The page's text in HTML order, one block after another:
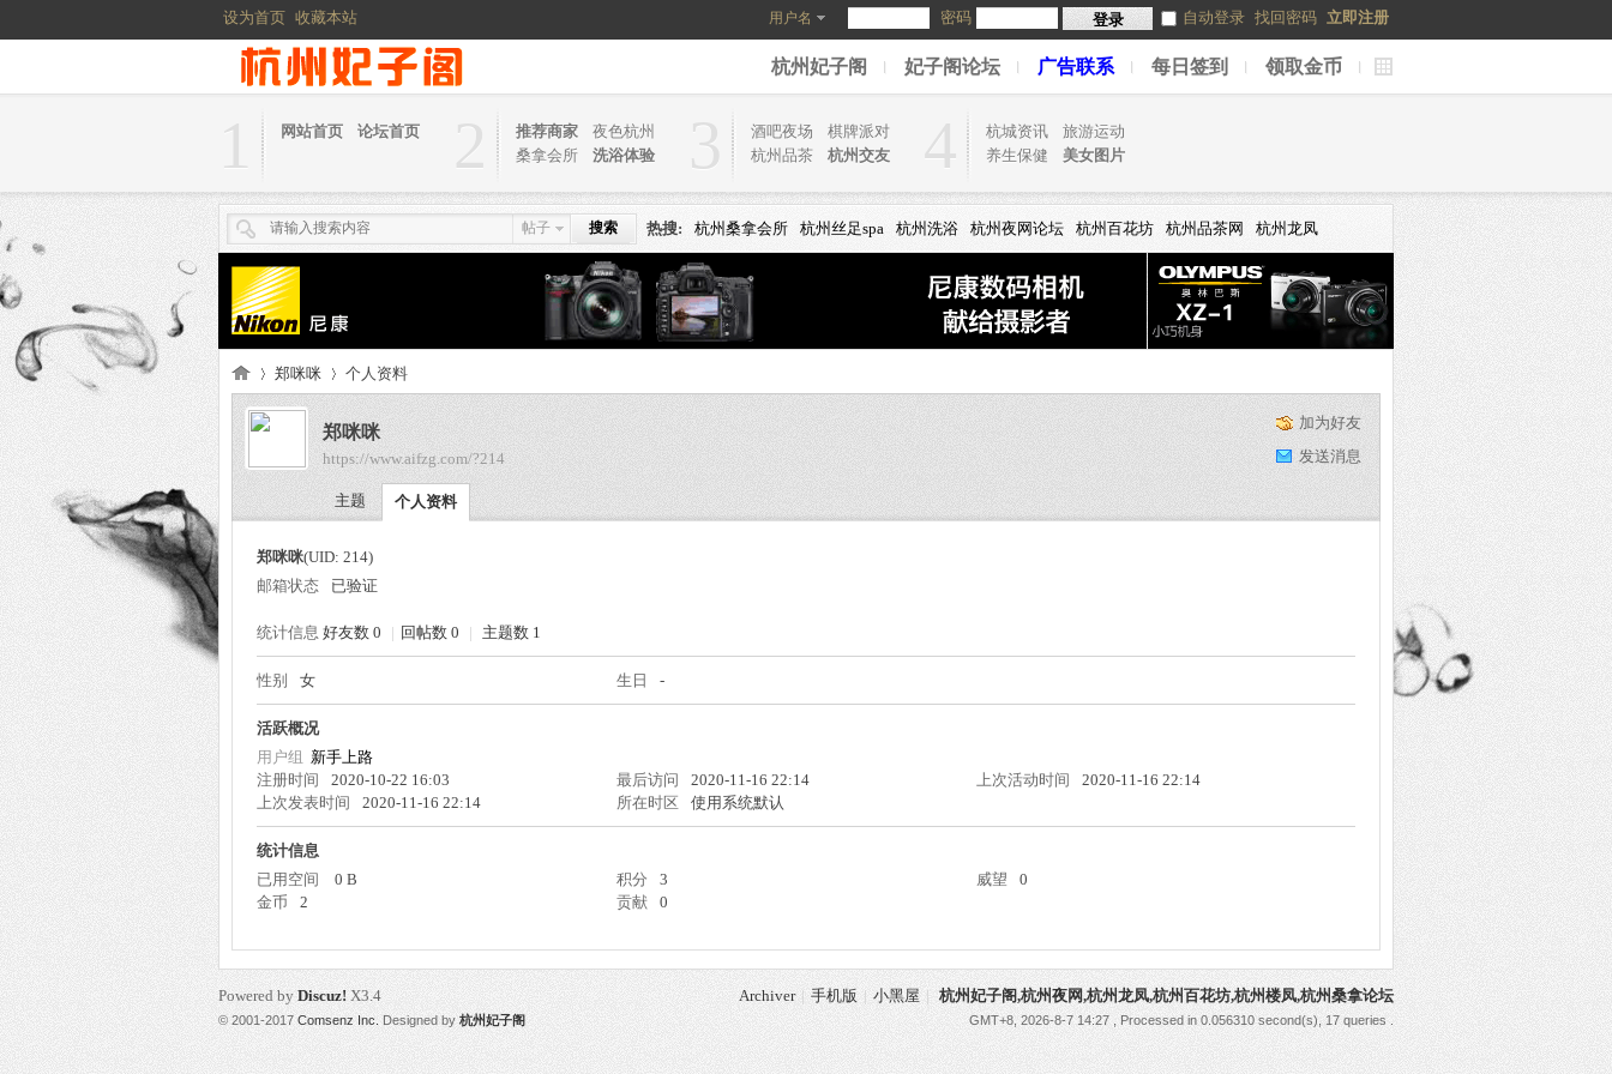
设为首页 收藏本站 用户名 密码 登录 自动登录 找回密码 立即注册
杭州妃子阁 妃子阁论坛 广告联系 每日签到 领取金币
1 网站首页 论坛首页 2 推荐商家
夜色杭州
桑拿会所
洗浴体验 3 酒吧夜场
棋牌派对
杭州品茶
杭州交友 4 杭城资讯
旅游运动
养生保健
美女图片
帖子 搜索 热搜: 杭州桑拿会所 杭州丝足spa 杭州洗浴 杭州夜网论坛 杭州百花坊 杭州品茶网 杭州龙凤
妃
›
郑咪咪 个人资料
加为好友
发送消息
郑咪咪
https://www.aifzg.com/?214
主题 个人资料
郑咪咪(UID: 214)
邮箱状态
已验证
统计信息 好友数 0 | 回帖数 0 | 主题数 1
性别 女 生日 -
活跃概况
用户组 新手上路
注册时间
2020-10-22 16:03 最后访问 2020-11-16 22:14 上次活动时间
2020-11-16 22:14
上次发表时间
2020-11-16 22:14 所在时区 使用系统默认
统计信息
已用空间
0 B 积分 3 威望
0
金币
2 贡献 0
Archiver | 手机版 | 小黑屋 杭州妃子阁,杭州夜网,杭州龙凤,杭州百花坊,杭州楼凤,杭州桑拿论坛
GMT+8, 2026-8-7 14:27 , Processed in 0.056310 second(s), 17 queries .
Powered by Discuz! X3.4
© 2001-2017 Comsenz Inc.Designed by 杭州妃子阁